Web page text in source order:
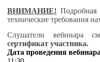
ВНИМАНИЕ!
технические требования
Слушатели вебинара
сертификат участника.
Дата проведения